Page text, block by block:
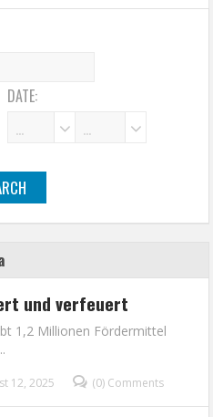
DATE:
und verfeuert
1,2 Millionen Fördermittel
12, 2025 (0) Comments